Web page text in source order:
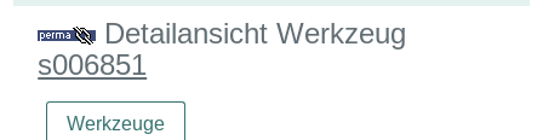
Detailansicht Werkzeug
s006851
Werkzeuge